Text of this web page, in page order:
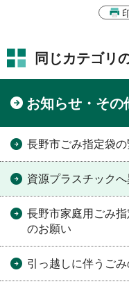
同じカテゴリ
お知らせ・その
長野市ごみ指定袋
資源プラスチック
長野市家庭用ごみ
のお願い
引っ越しに伴うご